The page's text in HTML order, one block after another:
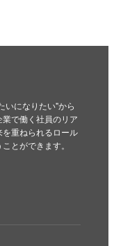
いになりたい"から
で働く社員のリア
重ねられるロール
とができます。